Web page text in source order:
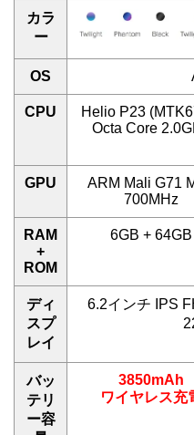
カラ
ー
OS
CPU
Helio P23
Octa Core
GPU
ARM Mali G71
700MHz
RAM
+
ROM
6GB + 64GB
ディ
スプ
レイ
6.2インチ IPS
バッ
テリ
ー容
3850mAh
ワイヤレス充